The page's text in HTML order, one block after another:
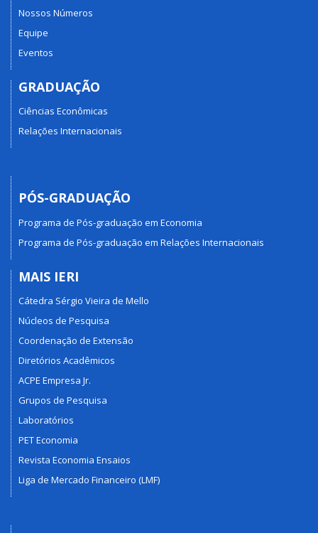
Nossos Números
Equipe
Eventos
GRADUAÇÃO
Ciências Econômicas
Relações Internacionais
PÓS-GRADUAÇÃO
Programa de Pós-graduação em Economia
Programa de Pós-graduação em Relações Internacionais
MAIS IERI
Cátedra Sérgio Vieira de Mello
Núcleos de Pesquisa
Coordenação de Extensão
Diretórios Acadêmicos
ACPE Empresa Jr.
Grupos de Pesquisa
Laboratórios
PET Economia
Revista Economia Ensaios
Liga de Mercado Financeiro (LMF)